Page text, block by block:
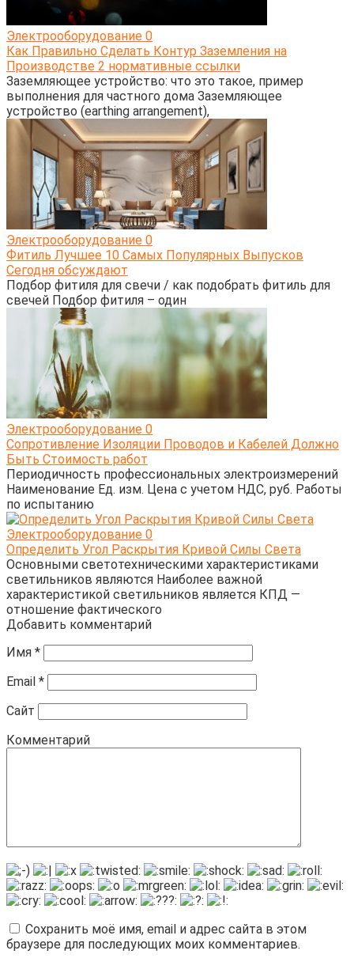
Электрооборудование 0
Как Правильно Сделать Контур Заземления на
Производстве 2 нормативные ссылки
Заземляющее устройство: что это такое, пример
выполнения для частного дома Заземляющее
устройство (earthing arrangement),
Электрооборудование 0
Фитиль Лучшее 10 Самых Популярных Выпусков
Сегодня обсуждают
Подбор фитиля для свечи / как подобрать фитиль для
свечей Подбор фитиля – один
Электрооборудование 0
Сопротивление Изоляции Проводов и Кабелей Должно
Быть Стоимость работ
Периодичность профессиональных электроизмерений
Наименование Ед. изм. Цена с учетом НДС, руб. Работы
по испытанию
Электрооборудование 0
Определить Угол Раскрытия Кривой Силы Света
Основными светотехническими характеристиками
светильников являются Наиболее важной
характеристикой светильников является КПД —
отношение фактического
Добавить комментарий
Имя *
Email *
Сайт
Комментарий
Сохранить моё имя, email и адрес сайта в этом
браузере для последующих моих комментариев.